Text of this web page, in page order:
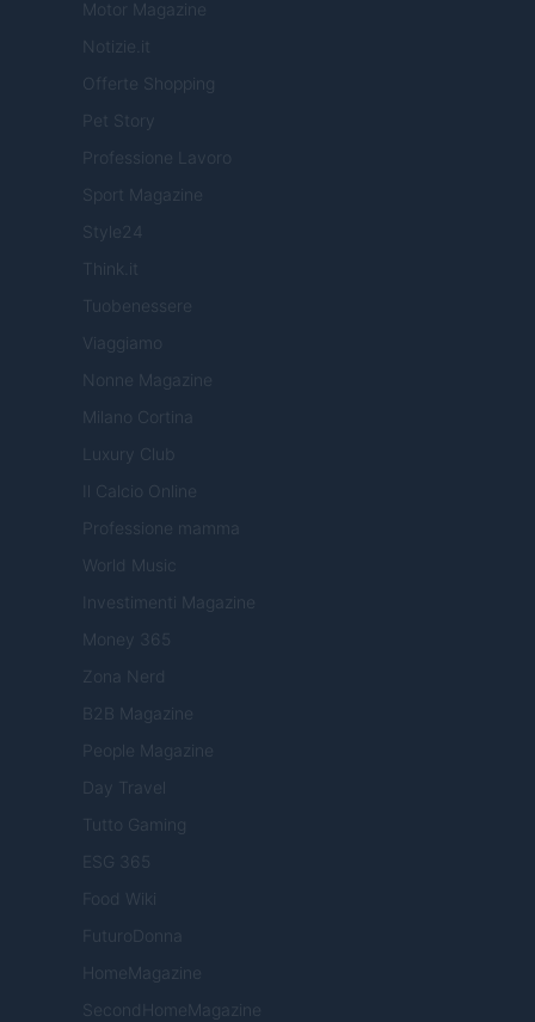
Motor Magazine
Notizie.it
Offerte Shopping
Pet Story
Professione Lavoro
Sport Magazine
Style24
Think.it
Tuobenessere
Viaggiamo
Nonne Magazine
Milano Cortina
Luxury Club
Il Calcio Online
Professione mamma
World Music
Investimenti Magazine
Money 365
Zona Nerd
B2B Magazine
People Magazine
Day Travel
Tutto Gaming
ESG 365
Food Wiki
FuturoDonna
HomeMagazine
SecondHomeMagazine